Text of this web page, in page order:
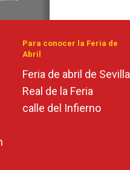
Para conocer la Feria de
Abril
Feria de abril de Sevilla
Real de la Feria
calle del Infierno